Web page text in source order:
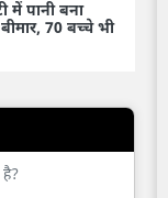
में पानी बना
70 बच्चे भी
है?